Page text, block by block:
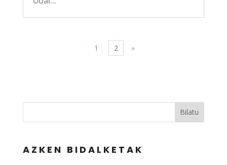
1 2 »
Bilatu
AZKEN BIDALKETAK